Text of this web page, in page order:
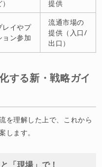
提供
レイやプ
ョン参加
流通市場の
提供（入口/
出口）
する新・戦略ガイ
を理解した上で、これから
します。
「現場」で！